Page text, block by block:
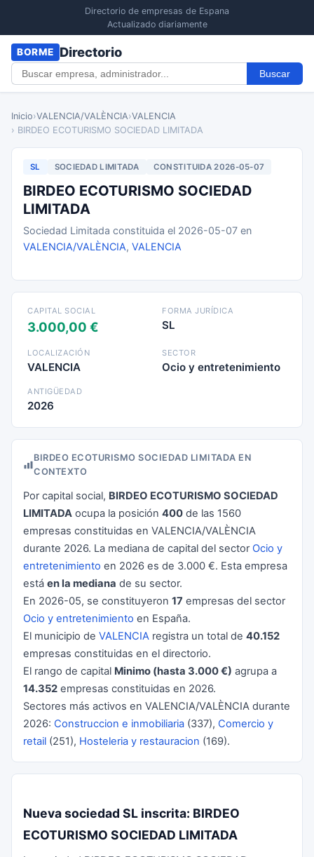
Directorio de empresas de Espana
Actualizado diariamente
BORME Directorio
Buscar
Inicio›VALENCIA/VALÈNCIA›VALENCIA
› BIRDEO ECOTURISMO SOCIEDAD LIMITADA
SL SOCIEDAD LIMITADA CONSTITUIDA 2026-05-07
BIRDEO ECOTURISMO SOCIEDAD
LIMITADA
Sociedad Limitada constituida el 2026-05-07 en
VALENCIA/VALÈNCIA, VALENCIA
CAPITAL SOCIAL
3.000,00 €
FORMA JURÍDICA
SL
LOCALIZACIÓN
VALENCIA
SECTOR
Ocio y entretenimiento
ANTIGÜEDAD
2026
BIRDEO ECOTURISMO SOCIEDAD LIMITADA EN
CONTEXTO
Por capital social, BIRDEO ECOTURISMO SOCIEDAD
LIMITADA ocupa la posición 400 de las 1560
empresas constituidas en VALENCIA/VALÈNCIA
durante 2026. La mediana de capital del sector Ocio y
entretenimiento en 2026 es de 3.000 €. Esta empresa
está en la mediana de su sector.
En 2026-05, se constituyeron 17 empresas del sector
Ocio y entretenimiento en España.
El municipio de VALENCIA registra un total de 40.152
empresas constituidas en el directorio.
El rango de capital Minimo (hasta 3.000 €) agrupa a
14.352 empresas constituidas en 2026.
Sectores más activos en VALENCIA/VALÈNCIA durante
2026: Construccion e inmobiliaria (337), Comercio y
retail (251), Hosteleria y restauracion (169).
Nueva sociedad SL inscrita: BIRDEO
ECOTURISMO SOCIEDAD LIMITADA